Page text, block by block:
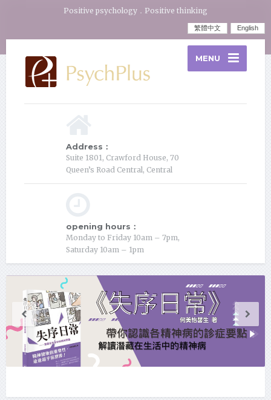
Positive psychology．Positive thinking
繁體中文 English
MENU
Address：
Suite 1801, Crawford House, 70
Queen’s Road Central, Central
opening hours：
Monday to Friday 10am – 7pm,
Saturday 10am – 1pm